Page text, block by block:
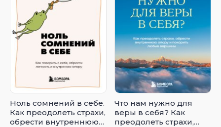
Ноль сомнений в себе.
Как преодолеть страхи,
обрести внутреннюю
Что нам нужно для
веры в себя? Как
преодолеть страхи,